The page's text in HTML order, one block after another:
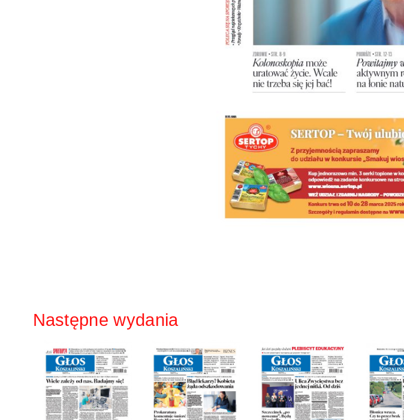
Następne wydania